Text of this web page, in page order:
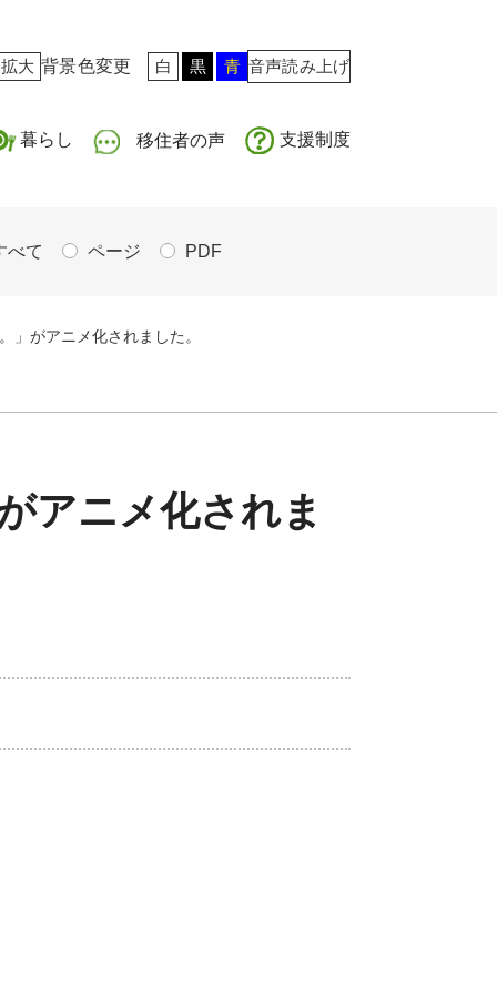
拡大 背景色変更 白 黒 青 音声読み上げ
暮らし 移住者の声 支援制度
べて ページ PDF
」がアニメ化されました。
アニメ化されま